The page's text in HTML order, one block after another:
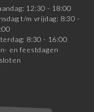
12:30 - 18:00
t/m vrijdag: 8:30 -
8:30 - 16:00
en feestdagen